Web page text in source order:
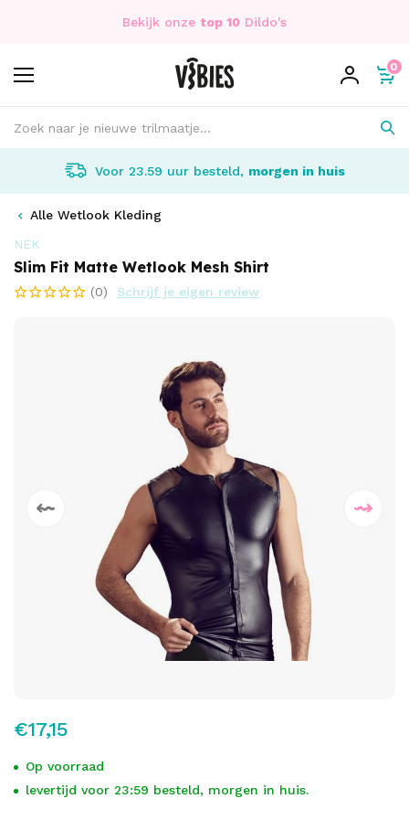
Bekijk onze top 10 Dildo's
0
Voor 23.59 uur besteld, morgen in huis
Alle Wetlook Kleding
NEK
Slim Fit Matte Wetlook Mesh Shirt
(0) Schrijf je eigen review
€17,15
Op voorraad
levertijd voor 23:59 besteld, morgen in huis.